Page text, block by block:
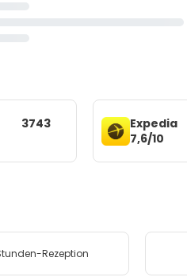
3743
Expedia
7,6/10
Rezeption